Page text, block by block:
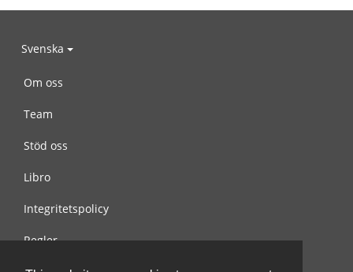
Svenska
Om oss
Team
Stöd oss
Libro
Integritetspolicy
Regler